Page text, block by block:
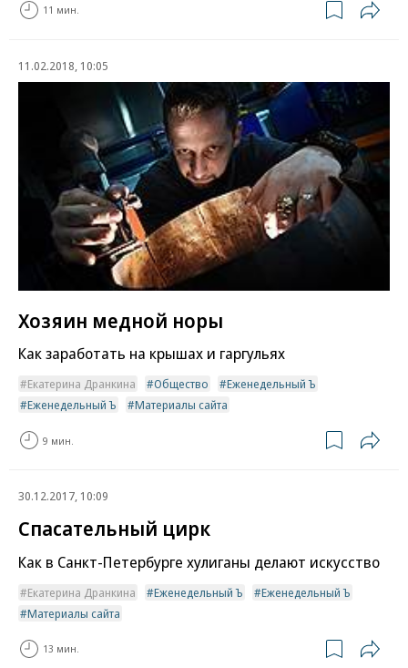
11 мин.
11.02.2018, 10:05
Хозяин медной норы
Как заработать на крышах и гаргульях
Екатерина Дранкина Общество
Еженедельный Ъ
Еженедельный Ъ
Материалы сайта
9 мин.
30.12.2017, 10:09
Спасательный цирк
Как в Санкт-Петербурге хулиганы делают искусство
Екатерина Дранкина Еженедельный Ъ
Еженедельный Ъ
Материалы сайта
13 мин.